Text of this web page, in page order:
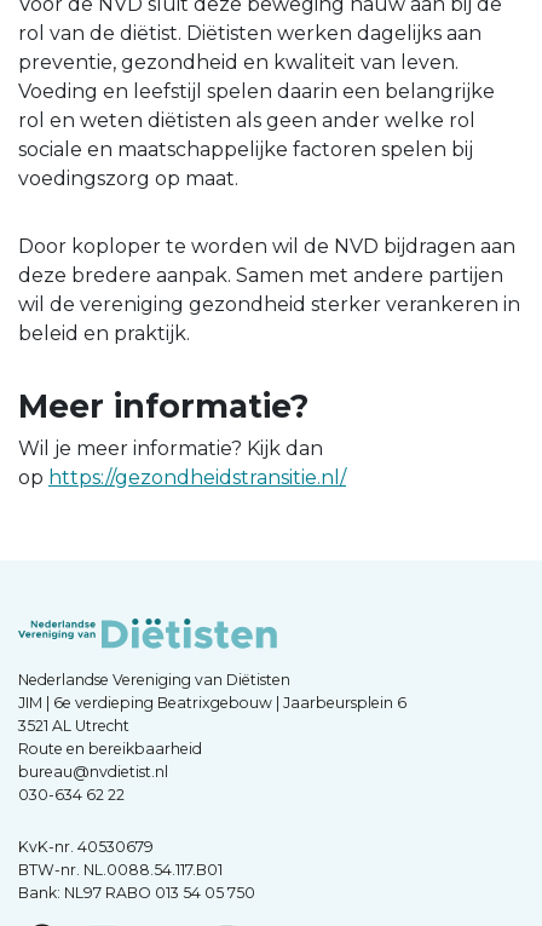
rol van de diëtist. Diëtisten werken dagelijks aan
preventie, gezondheid en kwaliteit van leven.
Voeding en leefstijl spelen daarin een belangrijke
rol en weten diëtisten als geen ander welke rol
sociale en maatschappelijke factoren spelen bij
voedingszorg op maat.
Door koploper te worden wil de NVD bijdragen aan
deze bredere aanpak. Samen met andere partijen
wil de vereniging gezondheid sterker verankeren in
beleid en praktijk.
Meer informatie?
Wil je meer informatie? Kijk dan
op https://gezondheidstransitie.nl/
Nederlandse Vereniging van Diëtisten
JIM | 6e verdieping Beatrixgebouw | Jaarbeursplein 6
3521 AL Utrecht
Route en bereikbaarheid
bureau@nvdietist.nl
030-634 62 22
KvK-nr. 40530679
BTW-nr. NL.0088.54.117.B01
Bank: NL97 RABO 013 54 05 750